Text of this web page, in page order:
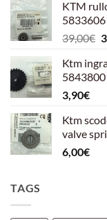
KTM
39,00€ Il
Ktm
3,90€
Ktm
valve
6,00€
TAGS